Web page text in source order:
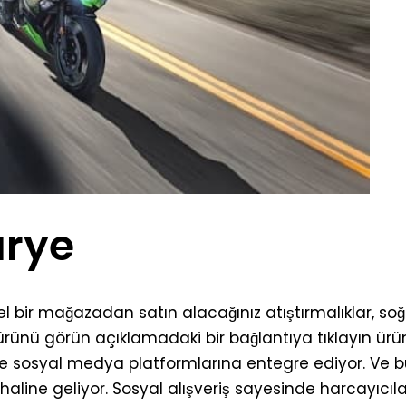
mağazadan satın alacağınız atıştırmalıklar,
görün açıklamadaki bir bağlantıya tıklayın
medya platformlarına entegre ediyor. Ve
geliyor. Sosyal alışveriş sayesinde